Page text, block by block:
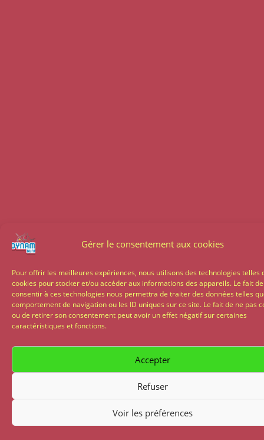
Gérer le consentement aux cookies
Pour offrir les meilleures expériences, nous utilisons des technologies telles
cookies pour stocker et/ou accéder aux informations des appareils. Le fait de
consentir à ces technologies nous permettra de traiter des données telles
comportement de navigation ou les ID uniques sur ce site. Le fait de ne pas
ou de retirer son consentement peut avoir un effet négatif sur certaines
caractéristiques et fonctions.
Accepter
Refuser
Voir les préférences